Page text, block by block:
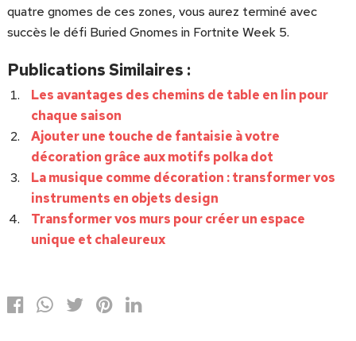
quatre gnomes de ces zones, vous aurez terminé avec
succès le défi Buried Gnomes in Fortnite Week 5.
Publications Similaires :
Les avantages des chemins de table en lin pour
chaque saison
Ajouter une touche de fantaisie à votre
décoration grâce aux motifs polka dot
La musique comme décoration : transformer vos
instruments en objets design
Transformer vos murs pour créer un espace
unique et chaleureux